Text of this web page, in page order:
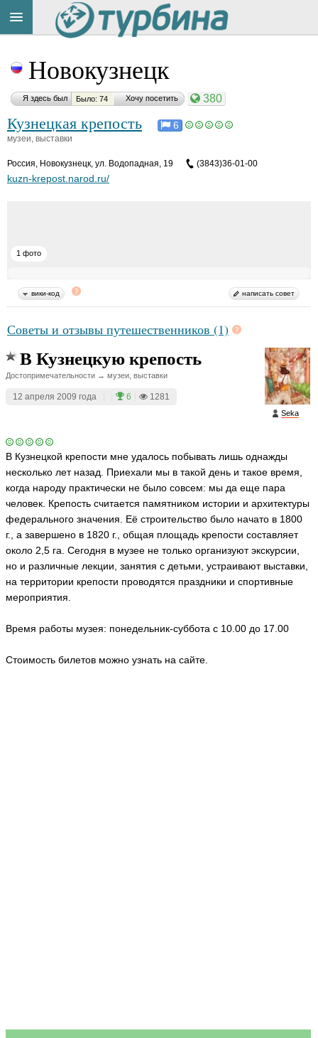
Новокузнецк
Я здесь был Было: 74 Хочу посетить 380
Кузнецкая крепость 6
музеи, выставки
Россия, Новокузнецк, ул. Водопадная, 19 (3843)36-01-00
kuzn-krepost.narod.ru/
1 фото
вики-код написать совет
Советы и отзывы путешественников (1)
Seka
В Кузнецкую крепость
Достопримечательности → музеи, выставки
12 апреля 2009 года 6 1281
В Кузнецкой крепости мне удалось побывать лишь однажды
несколько лет назад. Приехали мы в такой день и такое время,
когда народу практически не было совсем: мы да еще пара
человек. Крепость считается памятником истории и архитектуры
федерального значения. Её строительство было начато в 1800
г., а завершено в 1820 г., общая площадь крепости составляет
около 2,5 га. Сегодня в музее не только организуют экскурсии,
но и различные лекции, занятия с детьми, устраивают выставки,
на территории крепости проводятся праздники и спортивные
мероприятия.
Время работы музея: понедельник-суббота с 10.00 до 17.00
Стоимость билетов можно узнать на сайте.
на
сайте:
Button